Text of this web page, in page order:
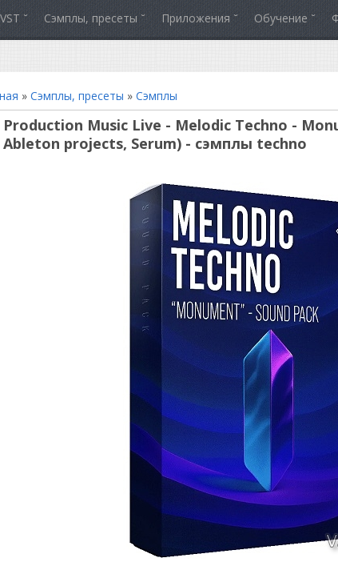
VST Сэмплы, пресеты Приложения Обучение
» Сэмплы, пресеты » Сэмплы
Production Music Live - Melodic Techno -
Ableton projects, Serum) - сэмплы techno